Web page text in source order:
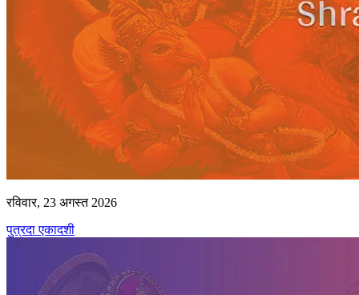
रविवार, 23 अगस्त 2026
पुत्रदा एकादशी